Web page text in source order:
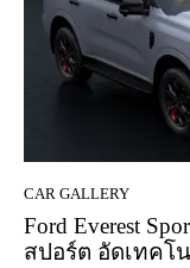
CAR GALLERY
Ford Everest
สปอร์ต อัดเทคโ